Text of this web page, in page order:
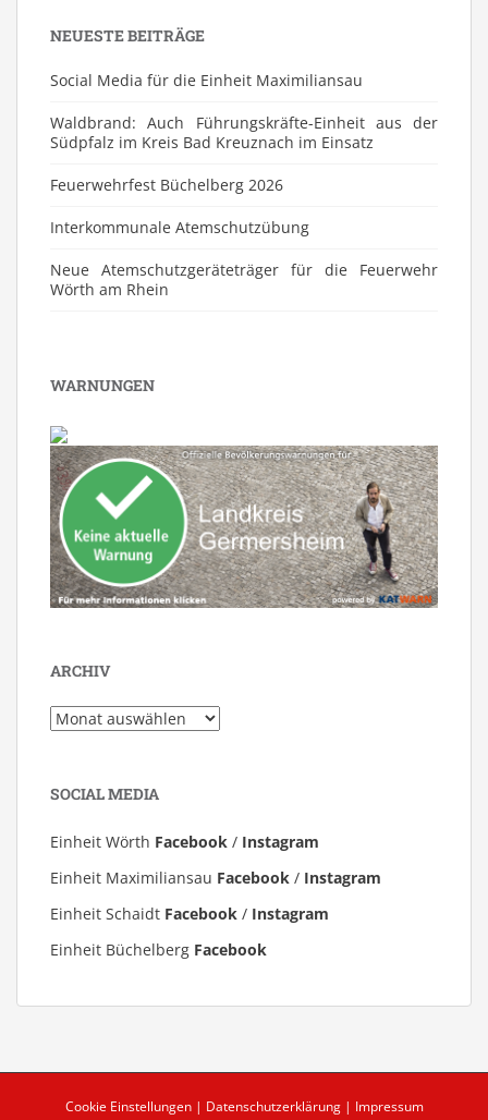
NEUESTE BEITRÄGE
Social Media für die Einheit Maximiliansau
Waldbrand: Auch Führungskräfte-Einheit aus der
Südpfalz im Kreis Bad Kreuznach im Einsatz
Feuerwehrfest Büchelberg 2026
⁠Interkommunale Atemschutzübung
Neue Atemschutzgeräteträger für die Feuerwehr
Wörth am Rhein
WARNUNGEN
ARCHIV
Archiv
SOCIAL MEDIA
Einheit Wörth Facebook / Instagram
Einheit Maximiliansau Facebook / Instagram
Einheit Schaidt Facebook / Instagram
Einheit Büchelberg Facebook
Cookie Einstellungen | Datenschutzerklärung | Impressum